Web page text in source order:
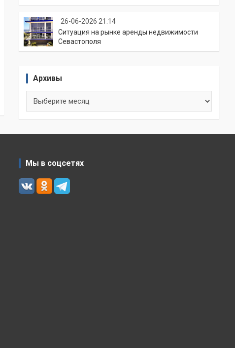
26-06-2026 21:14
Ситуация на рынке аренды недвижимости
Севастополя
Архивы
Мы в соцсетях